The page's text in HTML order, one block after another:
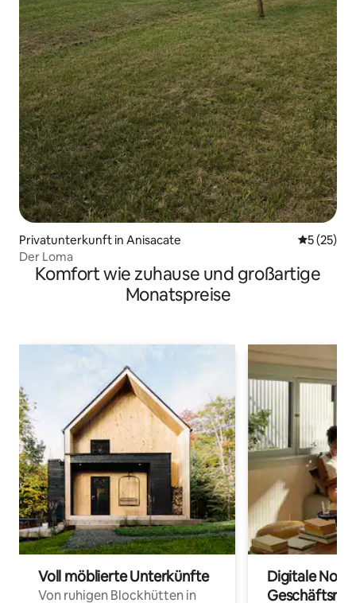
Privatunterkunft in Anisacate
5 (25)
Der Loma
Komfort wie zuhause und großartige
Monatspreise
Voll möblierte Unterkünfte
Von ruhigen Blockhütten in
Digitale